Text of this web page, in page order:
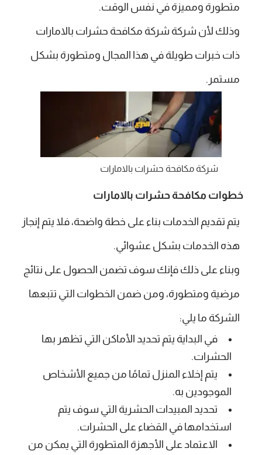
متطورة ومميزة في نفس الوقت.
وذلك لأن شركة شركة مكافحة حشرات بالامارات
ذات خبرات طويلة في هذا المجال ومتطورة بشكل
مستمر.
شركة مكافحة حشرات بالامارات
خطوات مكافحة حشرات بالامارات
يتم تقديم الخدمات بناء على خطة واضحة، فلا يتم إنجاز
هذه الخدمات بشكل عشوائي.
وبناء على ذلك فإنك سوف تضمن الحصول على نتائج
مرضية ومتطورة، ومن ضمن الخطوات التي تتبعها
الشركة ما يلي:
في البداية يتم تحديد الأماكن التي تظهر بها
الحشرات.
يتم إخلاء المنزل تمامًا من جميع الأشخاص
الموجودين به.
تحديد المبيدات الحشرية التي سوف يتم
استخدامها في القضاء على الحشرات.
الاعتماد على الأجهزة المتطورة التي يمكن من